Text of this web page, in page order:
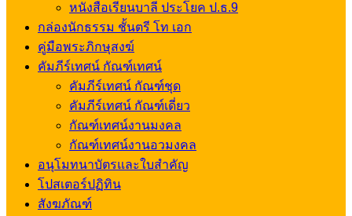
หนังสือเรียนบาลี ประโยค ป.ธ.9
กล่องนักธรรม ชั้นตรี โท เอก
คู่มือพระภิกษุสงฆ์
คัมภีร์เทศน์ กัณฑ์เทศน์
คัมภีร์เทศน์ กัณฑ์ชุด
คัมภีร์เทศน์ กัณฑ์เดี่ยว
กัณฑ์เทศน์งานมงคล
กัณฑ์เทศน์งานอวมงคล
อนุโมทนาบัตรและใบสำคัญ
โปสเตอร์ปฏิทิน
สังฆภัณฑ์